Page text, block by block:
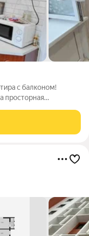
с балконом!
просторная
Большая